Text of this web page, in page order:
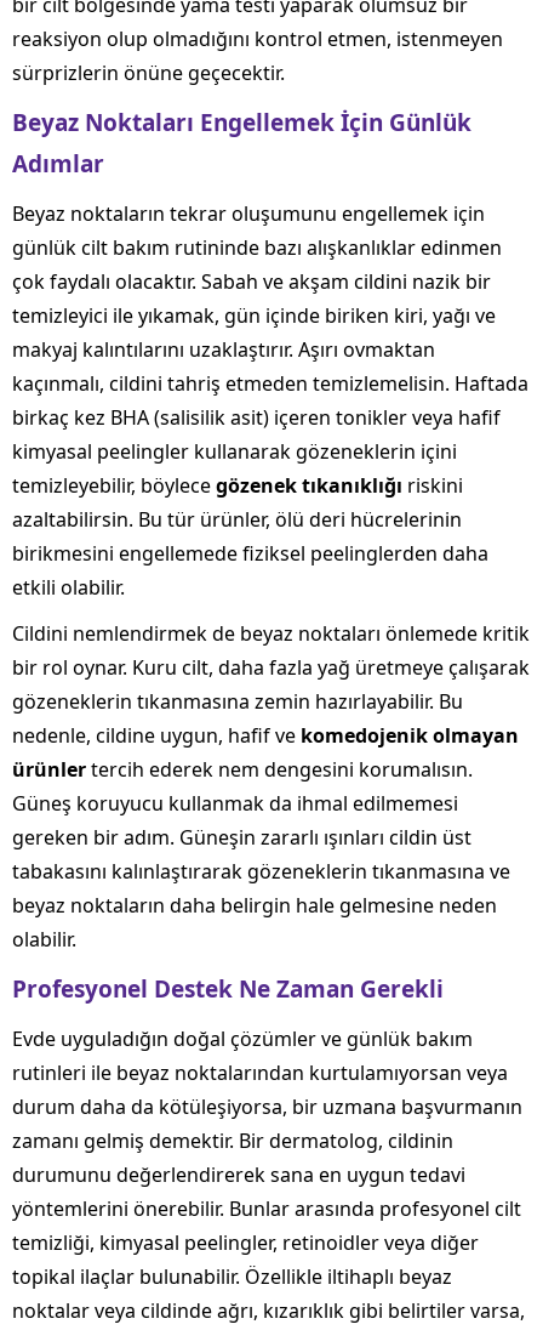
bir cilt bölgesinde yama testi yaparak olumsuz bir
reaksiyon olup olmadığını kontrol etmen, istenmeyen
sürprizlerin önüne geçecektir.
Beyaz Noktaları Engellemek İçin Günlük
Adımlar
Beyaz noktaların tekrar oluşumunu engellemek için
günlük cilt bakım rutininde bazı alışkanlıklar edinmen
çok faydalı olacaktır. Sabah ve akşam cildini nazik bir
temizleyici ile yıkamak, gün içinde biriken kiri, yağı ve
makyaj kalıntılarını uzaklaştırır. Aşırı ovmaktan
kaçınmalı, cildini tahriş etmeden temizlemelisin. Haftada
birkaç kez BHA (salisilik asit) içeren tonikler veya hafif
kimyasal peelingler kullanarak gözeneklerin içini
temizleyebilir, böylecegözenek tıkanıklığı riskini
azaltabilirsin. Bu tür ürünler, ölü deri hücrelerinin
birikmesini engellemede fiziksel peelinglerden daha
etkili olabilir.
Cildini nemlendirmek de beyaz noktaları önlemede kritik
bir rol oynar. Kuru cilt, daha fazla yağ üretmeye çalışarak
gözeneklerin tıkanmasına zemin hazırlayabilir. Bu
nedenle, cildine uygun, hafif ve komedojenik olmayan
ürünlertercih ederek nem dengesini korumalısın.
Güneş koruyucu kullanmak da ihmal edilmemesi
gereken bir adım. Güneşin zararlı ışınları cildin üst
tabakasını kalınlaştırarak gözeneklerin tıkanmasına ve
beyaz noktaların daha belirgin hale gelmesine neden
olabilir.
Profesyonel Destek Ne Zaman Gerekli
Evde uyguladığın doğal çözümler ve günlük bakım
rutinleri ile beyaz noktalarından kurtulamıyorsan veya
durum daha da kötüleşiyorsa, bir uzmana başvurmanın
zamanı gelmiş demektir. Bir dermatolog, cildinin
durumunu değerlendirerek sana en uygun tedavi
yöntemlerini önerebilir. Bunlar arasında profesyonel cilt
temizliği, kimyasal peelingler, retinoidler veya diğer
topikal ilaçlar bulunabilir. Özellikle iltihaplı beyaz
noktalar veya cildinde ağrı, kızarıklık gibi belirtiler varsa,